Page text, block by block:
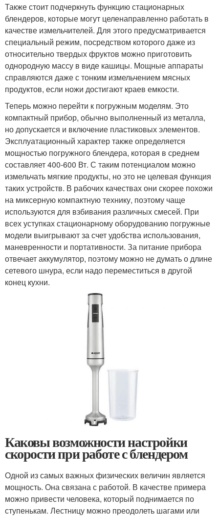
Также стоит подчеркнуть функцию стационарных
блендеров, которые могут целенаправленно работать в
качестве измельчителей. Для этого предусматривается
специальный режим, посредством которого даже из
относительно твердых фруктов можно приготовить
однородную массу в виде кашицы. Мощные аппараты
справляются даже с тонким измельчением мясных
продуктов, если ножи достигают краев емкости.
Теперь можно перейти к погружным моделям. Это
компактный прибор, обычно выполненный из металла,
но допускается и включение пластиковых элементов.
Эксплуатационный характер также определяется
мощностью погружного блендера, которая в среднем
составляет 400-600 Вт. С таким потенциалом можно
измельчать мягкие продукты, но это не целевая функция
таких устройств. В рабочих качествах они скорее похожи
на миксерную компактную технику, поэтому чаще
используются для взбивания различных смесей. При
всех уступках стационарному оборудованию погружные
модели выигрывают за счет удобства использования,
маневренности и портативности. За питание прибора
отвечает аккумулятор, поэтому можно не думать о длине
сетевого шнура, если надо переместиться в другой
конец кухни.
Каковы возможности настройки
скорости при работе с блендером
Одной из самых важных физических величин является
мощность. Она связана с работой. В качестве примера
можно привести человека, который поднимается по
ступенькам. Лестницу можно преодолеть шагами или